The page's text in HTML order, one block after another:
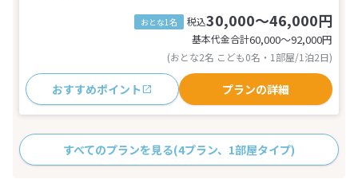
おとな1名 税込30,000～46,000円
基本代金合計60,000〜92,000円
(おとな2名 こども0名・1部屋/1泊2日)
おすすめポイント プランの詳細
すべてのプランを見る(4プラン、1部屋タイプ)